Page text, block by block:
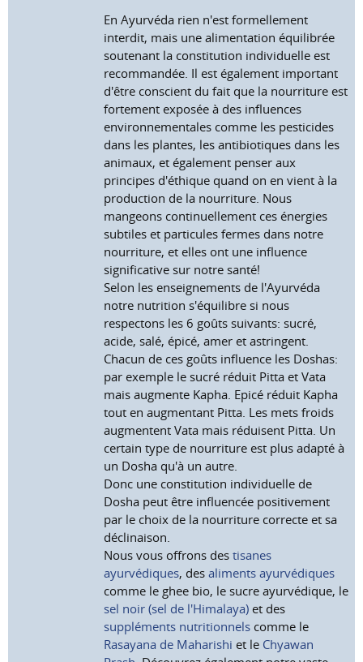
En Ayurvéda rien n'est formellement
interdit, mais une alimentation équilibrée
soutenant la constitution individuelle est
recommandée. Il est également important
d'être conscient du fait que la nourriture est
fortement exposée à des influences
environnementales comme les pesticides
dans les plantes, les antibiotiques dans les
animaux, et également penser aux
principes d'éthique quand on en vient à la
production de la nourriture. Nous
mangeons continuellement ces énergies
subtiles et particules fermes dans notre
nourriture, et elles ont une influence
significative sur notre santé!
Selon les enseignements de l'Ayurvéda
notre nutrition s'équilibre si nous
respectons les 6 goûts suivants: sucré,
acide, salé, épicé, amer et astringent.
Chacun de ces goûts influence les Doshas:
par exemple le sucré réduit Pitta et Vata
mais augmente Kapha. Epicé réduit Kapha
tout en augmentant Pitta. Les mets froids
augmentent Vata mais réduisent Pitta. Un
certain type de nourriture est plus adapté à
un Dosha qu'à un autre.
Donc une constitution individuelle de
Dosha peut être influencée positivement
par le choix de la nourriture correcte et sa
déclinaison.
Nous vous offrons destisanes
ayurvédiques, desaliments ayurvédiques
comme le ghee bio, le sucre ayurvédique, le
sel noir (sel de l'Himalaya) et des
suppléments nutritionnels comme le
Rasayana de Maharishi et le Chyawan